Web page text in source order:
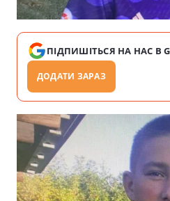
ПІДПИШІТЬСЯ НА НАС В
ДОДАТИ ЗАРАЗ